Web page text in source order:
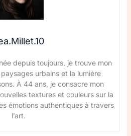
depuis toujours, je trouve mon
urbains et la lumière
À 44 ans, je consacre mon
textures et couleurs sur la
émotions authentiques à travers
l’art.